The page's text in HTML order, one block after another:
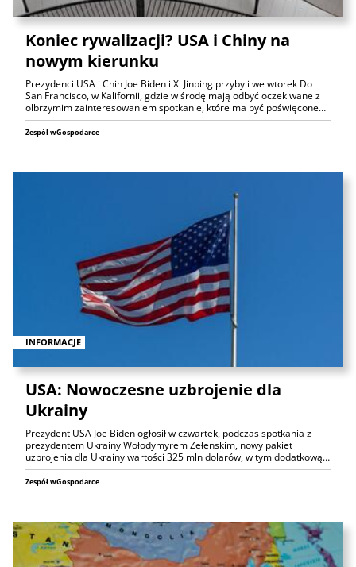
Koniec rywalizacji? USA i Chiny na
nowym kierunku
Prezydenci USA i Chin Joe Biden i Xi Jinping przybyli we wtorek Do
San Francisco, w Kalifornii, gdzie w środę mają odbyć oczekiwane z
olbrzymim zainteresowaniem spotkanie, które ma być poświęcone…
Zespół wGospodarce
INFORMACJE
USA: Nowoczesne uzbrojenie dla
Ukrainy
Prezydent USA Joe Biden ogłosił w czwartek, podczas spotkania z
prezydentem Ukrainy Wołodymyrem Zełenskim, nowy pakiet
uzbrojenia dla Ukrainy wartości 325 mln dolarów, w tym dodatkową…
Zespół wGospodarce